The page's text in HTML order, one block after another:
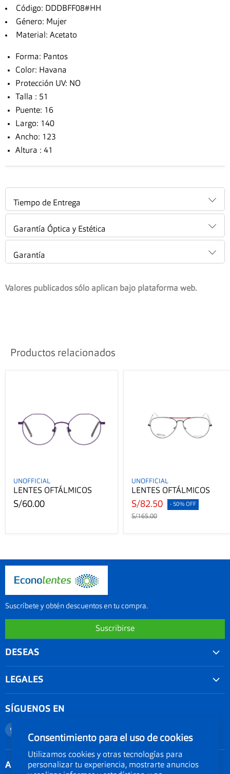
Consentimiento para el uso de cookies
Utilizamos cookies y otras tecnologías para
personalizar tu experiencia, mostrarte anuncios
Código: DDDBFF08#HH
Género: Mujer
Material: Acetato
Forma: Pantos
Color: Havana
Protección UV: NO
Talla : 51
Puente: 16
Largo: 140
Ancho: 123
Altura : 41
Tiempo de Entrega
Garantía Óptica y Estética
Garantía
Valores publicados sólo aplican bajo plataforma web.
Productos relacionados
UNOFFICIAL
LENTES OFTÁLMICOS
S/60.00
UNOFFICIAL
LENTES OFTÁLMICOS
S/82.50 - 50% OFF
S/165.00
Suscríbete y obtén descuentos en tu compra.
Suscribirse
DESEAS
Seguimiento de Pedido
Nuestro blog
Documentos Electronicos Topsa Peru S.A.C
Documentos Electrónicos GMO Peru S.A.C
LEGALES
Promociones
Políticas de Envío
Política de privacidad
SÍGUENOS EN
Facebook
en
Instagram
ATENCIÓN AL CLIENTE